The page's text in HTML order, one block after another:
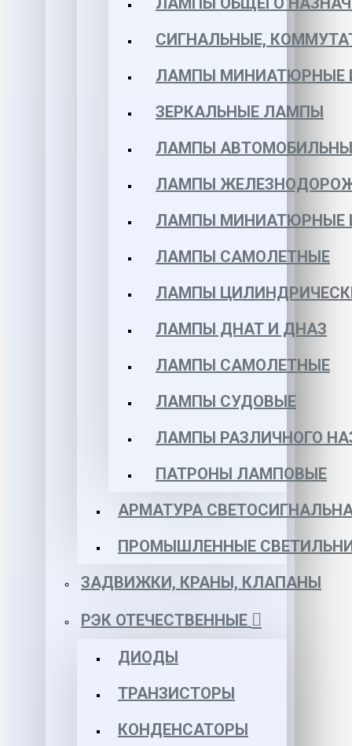
СИГНАЛЬНЫЕ,
ЛАМПЫ МИНИАТЮРНЫЕ
ЗЕРКАЛЬНЫЕ ЛАМПЫ
ЛАМПЫ
ЛАМПЫ
ЛАМПЫ МИНИАТЮРНЫЕ
ЛАМПЫ САМОЛЕТНЫЕ
ЛАМПЫ
ЛАМПЫ ДНАТ И ДНАЗ
ЛАМПЫ САМОЛЕТНЫЕ
ЛАМПЫ СУДОВЫЕ
ЛАМПЫ РАЗЛИЧНОГО
ПАТРОНЫ ЛАМПОВЫЕ
АРМАТУРА
ПРОМЫШЛЕННЫЕ
ЗАДВИЖКИ, КРАНЫ, КЛАПАНЫ
РЭК ОТЕЧЕСТВЕННЫЕ
ДИОДЫ
ТРАНЗИСТОРЫ
КОНДЕНСАТОРЫ